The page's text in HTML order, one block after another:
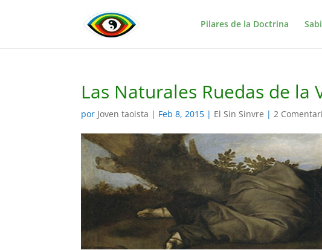
Pilares de la Doctrina
Las Naturales Ruedas de la
por Joven taoista | Feb 8, 2015 | El Sin Sinvre |2